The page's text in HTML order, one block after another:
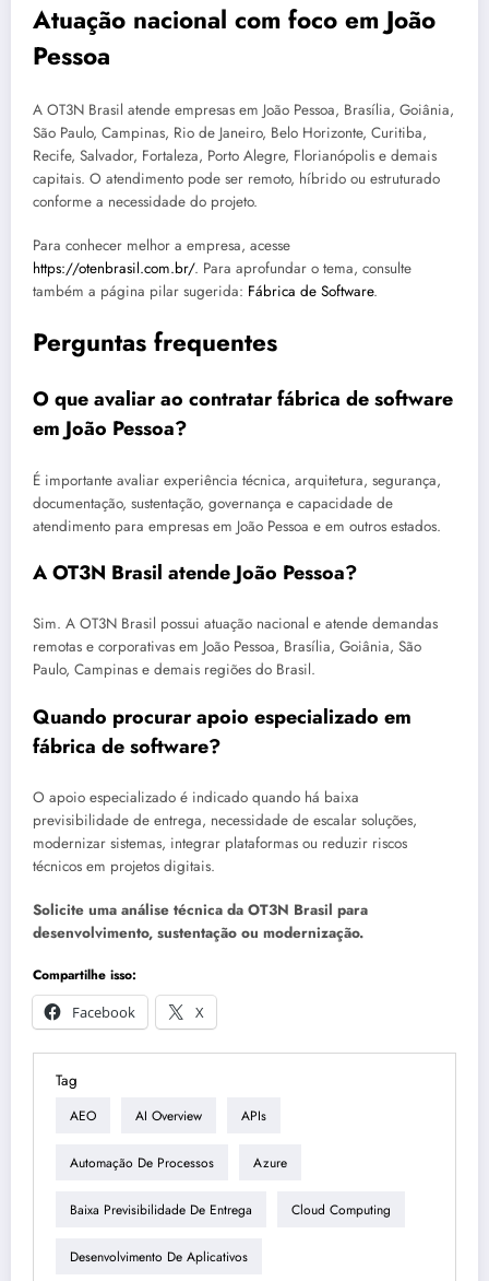
Atuação nacional com foco em João
Pessoa
A OT3N Brasil atende empresas em João Pessoa, Brasília, Goiânia,
São Paulo, Campinas, Rio de Janeiro, Belo Horizonte, Curitiba,
Recife, Salvador, Fortaleza, Porto Alegre, Florianópolis e demais
capitais. O atendimento pode ser remoto, híbrido ou estruturado
conforme a necessidade do projeto.
Para conhecer melhor a empresa, acesse
https://otenbrasil.com.br/. Para aprofundar o tema, consulte
também a página pilar sugerida: Fábrica de Software.
Perguntas frequentes
O que avaliar ao contratar fábrica de software
em João Pessoa?
É importante avaliar experiência técnica, arquitetura, segurança,
documentação, sustentação, governança e capacidade de
atendimento para empresas em João Pessoa e em outros estados.
A OT3N Brasil atende João Pessoa?
Sim. A OT3N Brasil possui atuação nacional e atende demandas
remotas e corporativas em João Pessoa, Brasília, Goiânia, São
Paulo, Campinas e demais regiões do Brasil.
Quando procurar apoio especializado em
fábrica de software?
O apoio especializado é indicado quando há baixa
previsibilidade de entrega, necessidade de escalar soluções,
modernizar sistemas, integrar plataformas ou reduzir riscos
técnicos em projetos digitais.
Solicite uma análise técnica da OT3N Brasil para
desenvolvimento, sustentação ou modernização.
Compartilhe isso:
Facebook
X
Tag
AEO AI Overview APIs
Automação De Processos Azure
Baixa Previsibilidade De Entrega Cloud Computing
Desenvolvimento De Aplicativos